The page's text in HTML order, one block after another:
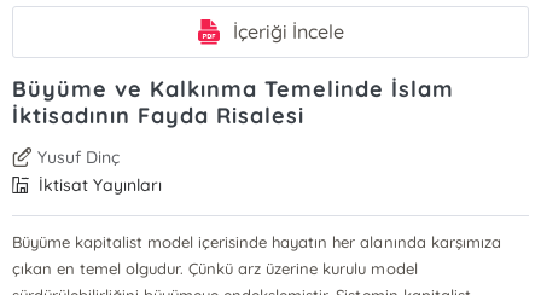
İçeriği İncele
Büyüme ve Kalkınma Temelinde İslam
İktisadının Fayda Risalesi
Yusuf Dinç
İktisat Yayınları
Büyüme kapitalist model içerisinde hayatın her alanında karşımıza
çıkan en temel olgudur. Çünkü arz üzerine kurulu model